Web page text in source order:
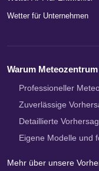
Wetter für Unternehmen
Warum
Professioneller
Zuverlässige
Detaillierte
Eigene Modelle und
Mehr über unsere